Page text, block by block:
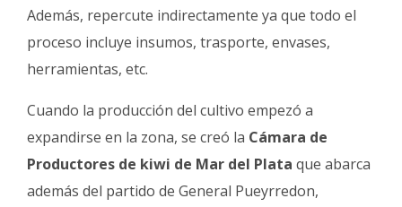
Además, repercute indirectamente ya que todo el
proceso incluye insumos, trasporte, envases,
herramientas, etc.
Cuando la producción del cultivo empezó a
expandirse en la zona, se creó la Cámara de
Productores de kiwi de Mar del Plata que abarca
además del partido de General Pueyrredon,